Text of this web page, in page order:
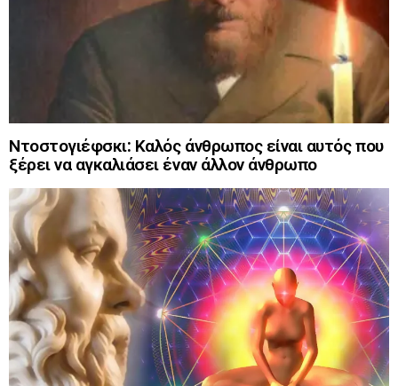
Ντοστογιέφσκι: Καλός άνθρωπος είναι αυτός που
ξέρει να αγκαλιάσει έναν άλλον άνθρωπο